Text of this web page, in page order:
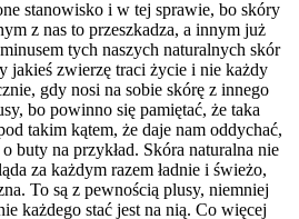
stanowisko i w tej sprawie, bo skóry
z nas to przeszkadza, a innym już
tych naszych naturalnych skór
jakieś zwierzę traci życie i nie każdy
gdy nosi na sobie skórę z innego
bo powinno się pamiętać, że taka
takim kątem, że daje nam oddychać,
buty na przykład. Skóra naturalna nie
za każdym razem ładnie i świeżo,
To są z pewnością plusy, niemniej
każdego stać jest na nią. Co więcej